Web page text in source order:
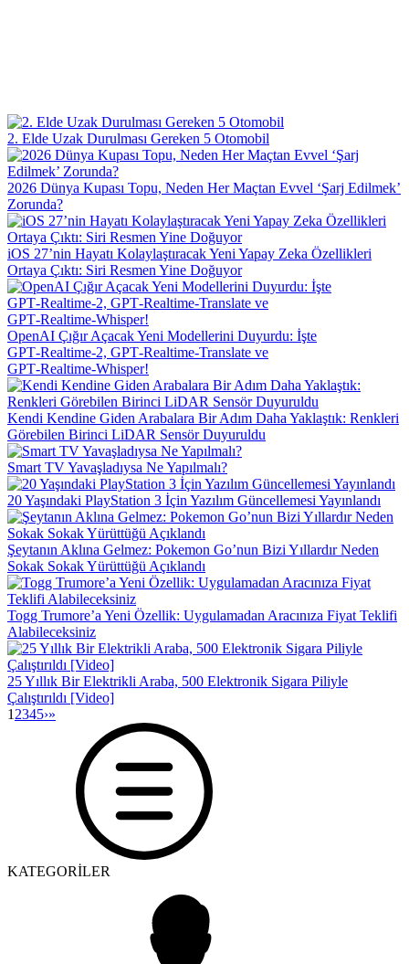
2. Elde Uzak Durulması Gereken 5 Otomobil
2026 Dünya Kupası Topu, Neden Her Maçtan Evvel ‘Şarj Edilmek’
Zorunda?
iOS 27’nin Hayatı Kolaylaştıracak Yeni Yapay Zeka Özellikleri
Ortaya Çıktı: Siri Resmen Yine Doğuyor
OpenAI Çığır Açacak Yeni Modellerini Duyurdu: İşte
GPT‑Realtime‑2, GPT‑Realtime‑Translate ve
GPT‑Realtime‑Whisper!
Kendi Kendine Giden Arabalara Bir Adım Daha Yaklaştık: Renkleri
Görebilen Birinci LiDAR Sensör Duyuruldu
Smart TV Yavaşladıysa Ne Yapılmalı?
20 Yaşındaki PlayStation 3 İçin Yazılım Güncellemesi Yayınlandı
Şeytanın Aklına Gelmez: Pokemon Go’nun Bizi Yıllardır Neden
Sokak Sokak Yürüttüğü Açıklandı
Togg Trumore’a Yeni Özellik: Uygulamadan Aracınıza Fiyat Teklifi
Alabileceksiniz
25 Yıllık Bir Elektrikli Araba, 500 Elektronik Sigara Piliyle
Çalıştırıldı [Video]
1 2345›»
KATEGORİLER